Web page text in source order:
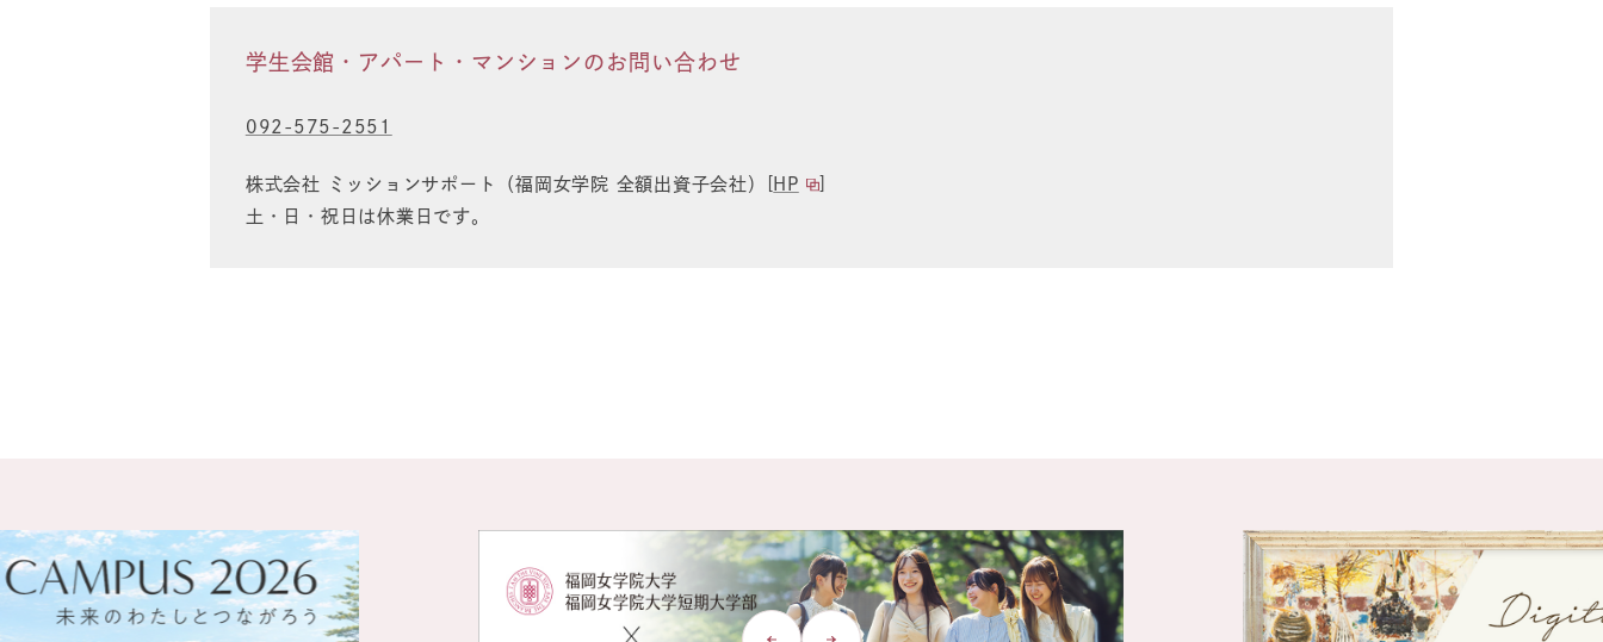
学生会館・アパート・マンションのお問い合わせ
092-575-2551
株式会社 ミッションサポート（福岡女学院 全額出資子会社）[ HP
]
土・日・祝日は休業日です。